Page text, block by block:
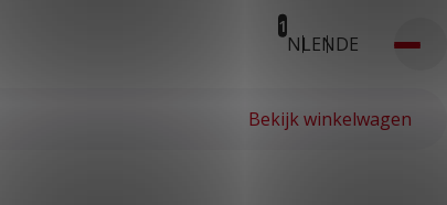
1
NLENDE
Bekijk winkelwagen